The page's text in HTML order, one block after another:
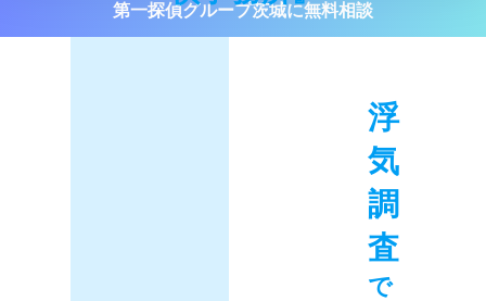
第一探偵グループ茨城に無料相談
浮
気
調
査
で